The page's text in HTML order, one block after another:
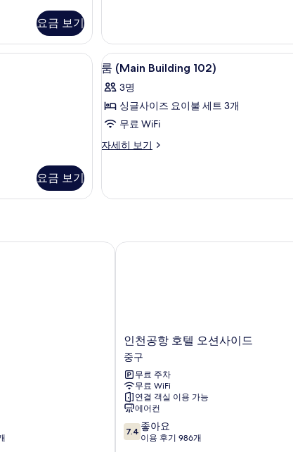
요금 보기
보
기
자
세
히
보
기
106) | 무료 WiFi, 침대 시트
요금 보기
룸
(Main
Building
102)
사
진
보
룸 (Main
8
룸 (Main Building 102)
3명
싱글사이즈 요이불 세트 3개
무료 WiFi
자세히 보기
룸
자
기
인
천
공
항
호
텔
오
션
사
인천공항 호텔 오션사이드
중구
무료 주차
무료 WiFi
연결 객실 이용 가능
에어컨
10
점
7.4 좋아요
이용 후기 986개
인천공항 호텔 오션사이드